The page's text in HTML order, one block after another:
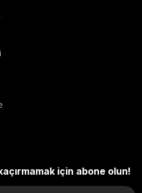
kapı sistemlerinin
sensör bileşenlerinden
alanında bulunan kişi veya
kontrolünü sağlar. Geçiş
kapının
kullanım sunar.
Nedir?
alıcı ünitelerden oluşan bir
için abone olun!